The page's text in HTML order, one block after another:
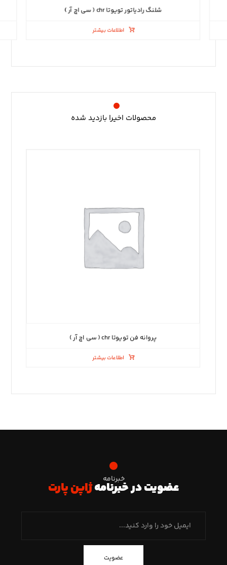
شلنگ رادیاتور تویوتا chr ( سی اچ آر )
اطلاعات بیشتر
محصولات اخیرا بازدید شده
پروانه فن تویوتا chr ( سی اچ آر )
اطلاعات بیشتر
خبرنامه
عضویت در خبرنامهژاپن پارت
عضویت